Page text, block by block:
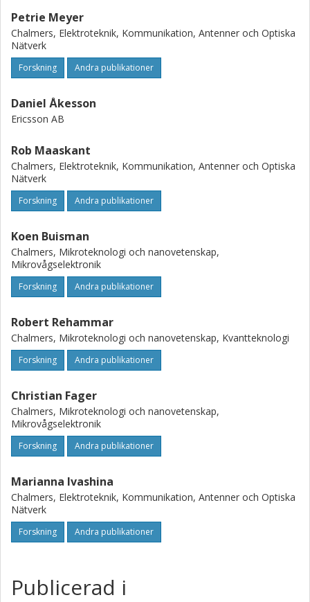
Petrie Meyer
Chalmers, Elektroteknik, Kommunikation, Antenner och Optiska
Nätverk
Forskning Andra publikationer
Daniel Åkesson
Ericsson AB
Rob Maaskant
Chalmers, Elektroteknik, Kommunikation, Antenner och Optiska
Nätverk
Forskning Andra publikationer
Koen Buisman
Chalmers, Mikroteknologi och nanovetenskap,
Mikrovågselektronik
Forskning Andra publikationer
Robert Rehammar
Chalmers, Mikroteknologi och nanovetenskap, Kvantteknologi
Forskning Andra publikationer
Christian Fager
Chalmers, Mikroteknologi och nanovetenskap,
Mikrovågselektronik
Forskning Andra publikationer
Marianna Ivashina
Chalmers, Elektroteknik, Kommunikation, Antenner och Optiska
Nätverk
Forskning Andra publikationer
Publicerad i